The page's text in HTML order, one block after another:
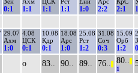
Зен
0:1
Ахм
1:1
ЦСК
1:1
Рст
1:1
Ени
1:0
Арс
2:2
КрС
2:1
29.07
Ахм
1:0
4.08
ЦСК
0:1
10.08
Кдр
0:1
18.08
Арс
1:0
25.08
Рст
1:2
31.08
Соч
0:3
15.09
Орб
1:2
о 83.. 90.. 89.. 76.. 80..
1